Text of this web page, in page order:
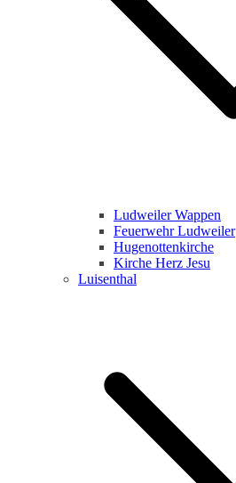
Ludweiler Wappen
Feuerwehr Ludweiler
Hugenottenkirche
Kirche Herz Jesu
Luisenthal